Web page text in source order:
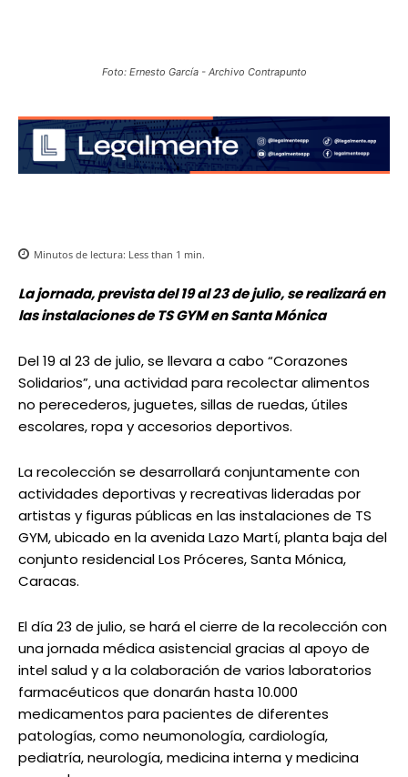
Foto: Ernesto García - Archivo Contrapunto
Minutos de lectura: Less than 1 min.
La jornada, prevista del 19 al 23 de julio, se realizará en
las instalaciones de TS GYM en Santa Mónica
Del 19 al 23 de julio, se llevara a cabo “Corazones
Solidarios”, una actividad para recolectar alimentos
no perecederos, juguetes, sillas de ruedas, útiles
escolares, ropa y accesorios deportivos.
La recolección se desarrollará conjuntamente con
actividades deportivas y recreativas lideradas por
artistas y figuras públicas en las instalaciones de TS
GYM, ubicado en la avenida Lazo Martí, planta baja del
conjunto residencial Los Próceres, Santa Mónica,
Caracas.
El día 23 de julio, se hará el cierre de la recolección con
una jornada médica asistencial gracias al apoyo de
intel salud y a la colaboración de varios laboratorios
farmacéuticos que donarán hasta 10.000
medicamentos para pacientes de diferentes
patologías, como neumonología, cardiología,
pediatría, neurología, medicina interna y medicina